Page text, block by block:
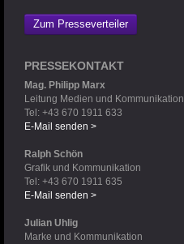
Zum Presseverteiler
PRESSEKONTAKT
Mag. Philipp Marx
Leitung Medien und Kommunikation
Tel: +43 670 1911 633
E-Mail senden >
Ralph Schön
Grafik und Kommunikation
Tel: +43 670 1911 635
E-Mail senden >
Julian Uhlig
Marke und Kommunikation